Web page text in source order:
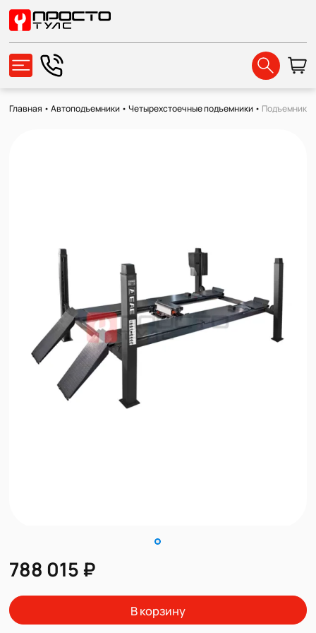
Главная •Автоподъемники •Четырехстоечные подъемники • Подъемник
788 015 ₽
В корзину